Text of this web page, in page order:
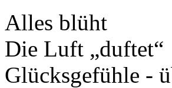
Alles blüht
Die Luft „duftet“
Glücksgefühle -